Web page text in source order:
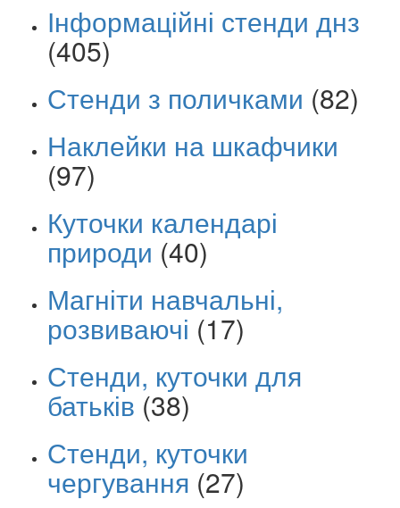
Інформаційні стенди днз
(405)
Стенди з поличками (82)
Наклейки на шкафчики
(97)
Куточки календарі
природи (40)
Магніти навчальні,
розвиваючі (17)
Стенди, куточки для
батьків (38)
Стенди, куточки
чергування (27)